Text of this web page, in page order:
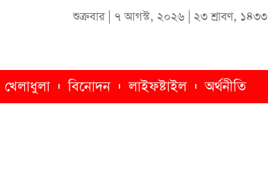
শুক্রবার ৭ আগস্ট, ২০২৬ ২৩ শ্রাবণ, ১৪৩৩
খেলাধুলা বিনোদন লাইফষ্টাইল অর্থনীতি